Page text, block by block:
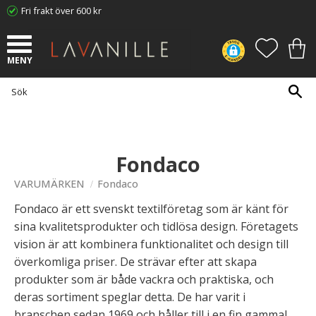
Fri frakt över 600 kr
Fondaco
VARUMÄRKEN Fondaco
Fondaco är ett svenskt textilföretag som är känt för
sina kvalitetsprodukter och tidlösa design. Företagets
vision är att kombinera funktionalitet och design till
överkomliga priser. De strävar efter att skapa
produkter som är både vackra och praktiska, och
deras sortiment speglar detta. De har varit i